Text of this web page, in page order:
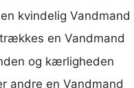
kvindelig Vandmand
en Vandmand
og kærligheden
andre en Vandmand